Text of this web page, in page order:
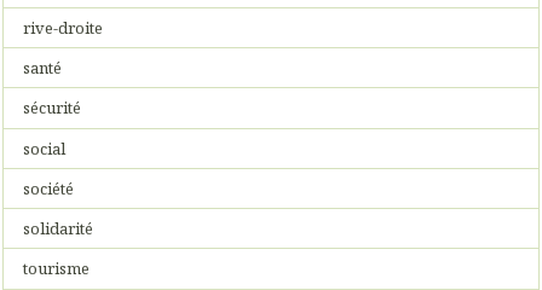
rive-droite
santé
sécurité
social
société
solidarité
tourisme